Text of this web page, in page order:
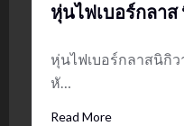
หุ่นไฟเบอร์กลาส
หุ่นไฟเบอร์กลาสนิกิ
หั…
Read More